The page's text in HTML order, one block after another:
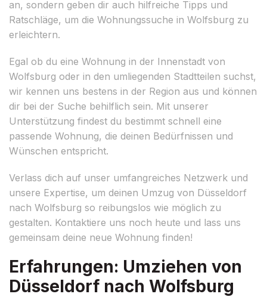
an, sondern geben dir auch hilfreiche Tipps und
Ratschläge, um die Wohnungssuche in Wolfsburg zu
erleichtern.
Egal ob du eine Wohnung in der Innenstadt von
Wolfsburg oder in den umliegenden Stadtteilen suchst,
wir kennen uns bestens in der Region aus und können
dir bei der Suche behilflich sein. Mit unserer
Unterstützung findest du bestimmt schnell eine
passende Wohnung, die deinen Bedürfnissen und
Wünschen entspricht.
Verlass dich auf unser umfangreiches Netzwerk und
unsere Expertise, um deinen Umzug von Düsseldorf
nach Wolfsburg so reibungslos wie möglich zu
gestalten. Kontaktiere uns noch heute und lass uns
gemeinsam deine neue Wohnung finden!
Erfahrungen: Umziehen von
Düsseldorf nach Wolfsburg